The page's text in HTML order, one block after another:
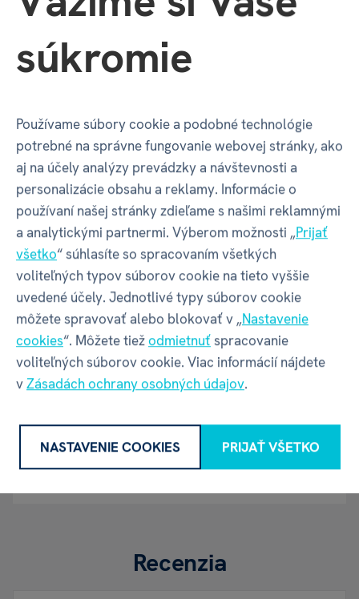
Vlastnosti
Katalógové číslo
GPSR - Výrobca
Název ALBI s.r.o.
Adresa
Oravská ulica 8557/22 | Žilina |
01001 | Slovensko
Kontakt albi@albi.sk|+421908720000
Web www.albi.sk
Recenzia
súkromie
Používame súbory cookie a podobné technológie
potrebné na správne fungovanie webovej stránky, ako
aj na účely analýzy prevádzky a návštevnosti a
personalizácie obsahu a reklamy. Informácie o
používaní našej stránky zdieľame s našimi reklamnými
a analytickými partnermi. Výberom možnosti „Prijať
všetko“ súhlasíte so spracovaním všetkých
voliteľných typov súborov cookie na tieto vyššie
uvedené účely. Jednotlivé typy súborov cookie
môžete spravovať alebo blokovať v „Nastavenie
cookies“. Môžete tiežodmietnuťspracovanie
voliteľných súborov cookie. Viac informácií nájdete
vZásadách ochrany osobných údajov.
NASTAVENIE COOKIES PRIJAŤ VŠETKO